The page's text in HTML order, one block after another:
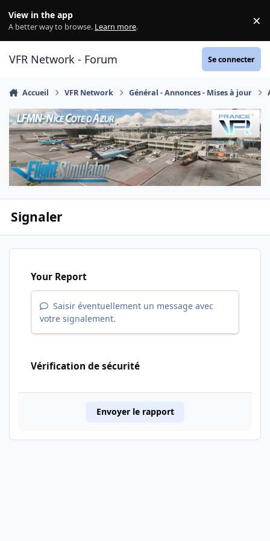
View in the app
A better way to browse. Learn more. ×
VFR Network - Forum Se connecter
Accueil VFR Network Général - Annonces - Mises à jour
Signaler
Your Report
Saisir éventuellement un message avec
votre signalement.
Vérification de sécurité
Envoyer le rapport